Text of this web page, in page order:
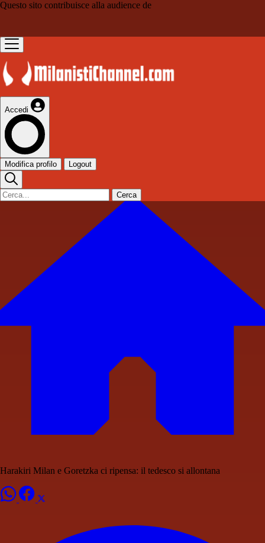
Questo sito contribuisce alla audience de
Accedi
Modifica profilo Logout
Cerca
Harakiri Milan e Goretzka ci ripensa: il tedesco si allontana